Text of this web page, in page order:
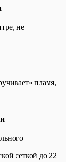
не
пламя,